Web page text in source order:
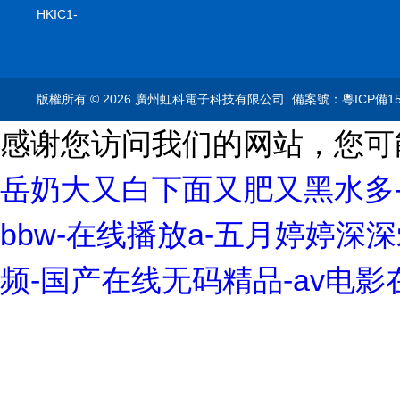
轉換器車載以太網分析
ES9090100/1000base-
HKIC1-
析儀
版權所有 © 2026 廣州虹科電子科技有限公司 備案號：粵ICP備
感谢您访问我们的网站，您
岳奶大又白下面又肥又黑水
bbw-在线播放a-五月婷婷深
频-国产在线无码精品-av电